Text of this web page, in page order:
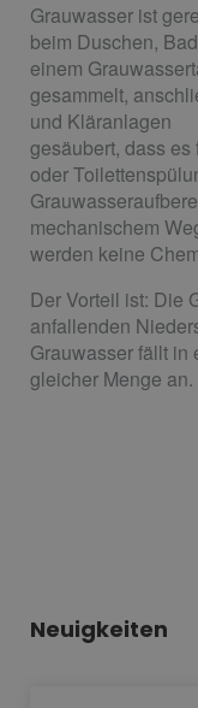
Grauwasser ist
beim Duschen,
einem
gesammelt,
und Kläranlagen
gesäubert, dass
oder
mechanischem
werden keine
Der Vorteil ist: Die
anfallenden
Grauwasser fällt in
gleicher Menge an.
Neuigkeiten